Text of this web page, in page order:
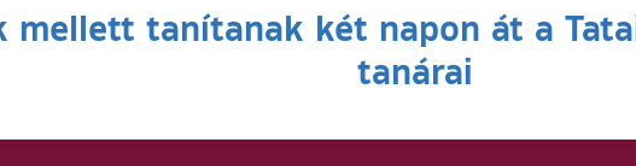
tanítanak két napon át a
tanárai